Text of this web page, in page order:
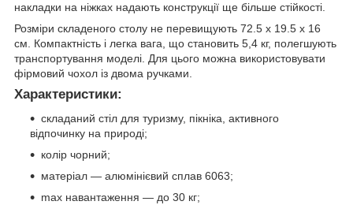
накладки на ніжках надають конструкції ще більше стійкості.
Розміри складеного столу не перевищують 72.5 х 19.5 х 16
см. Компактність і легка вага, що становить 5,4 кг, полегшують
транспортування моделі. Для цього можна використовувати
фірмовий чохол із двома ручками.
Характеристики:
складаний стіл для туризму, пікніка, активного
відпочинку на природі;
колір чорний;
матеріал — алюмінієвий сплав 6063;
max навантаження — до 30 кг;